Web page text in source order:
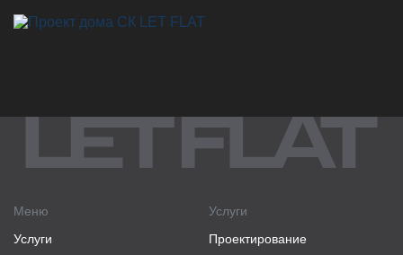
Меню
Услуги
Услуги
Проектирование